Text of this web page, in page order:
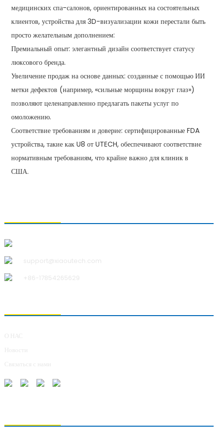
медицинских спа-салонов, ориентированных на состоятельных
клиентов, устройства для 3D-визуализации кожи перестали быть
просто желательным дополнением:
Премиальный опыт: элегантный дизайн соответствует статусу
люксового бренда.
Увеличение продаж на основе данных: созданные с помощью ИИ
метки дефектов (например, «сильные морщины вокруг глаз»)
позволяют целенаправленно предлагать пакеты услуг по
омоложению.
Соответствие требованиям и доверие: сертифицированные FDA
устройства, такие как U8 от UTECH, обеспечивают соответствие
нормативным требованиям, что крайне важно для клиник в
США.
support@xiaoutech.com
+86-17854265629
О НАС
Новости
Связаться с нами